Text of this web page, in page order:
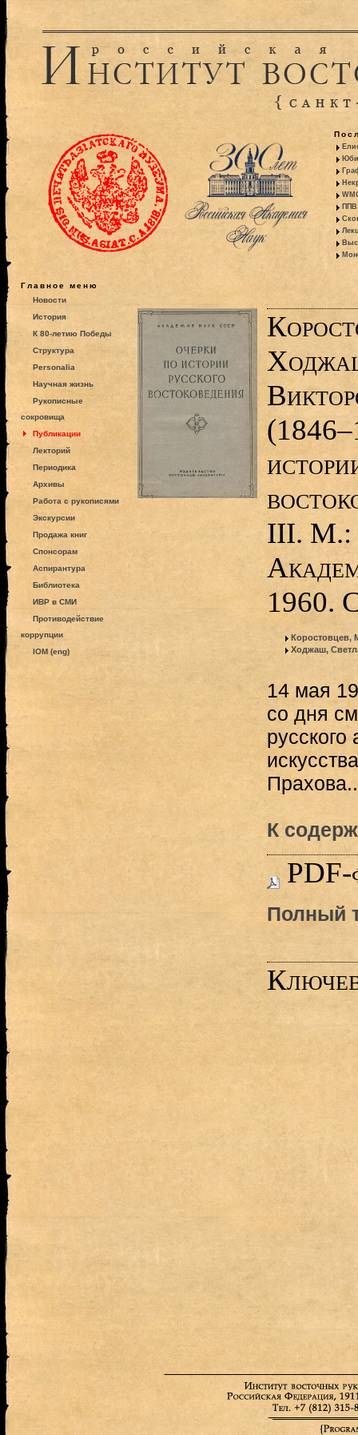
ППВ
Главное меню
Новости
История
К 80-летию Победы
Структура
Personalia
Научная жизнь
Рукописные
сокровища
Публикации
Лекторий
Периодика
Архивы
Работа с рукописями
Экскурсии
Продажа книг
Спонсорам
Аспирантура
Библиотека
ИВР в СМИ
Противодействие
коррупции
IOM (eng)
III. М.:
1960.
Коростовцев,
Ходжаш,
14 мая
со дня
русского
К
PDF-
Полный